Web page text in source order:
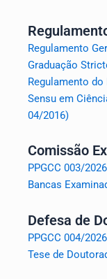
Regulamento
Graduação
Regulamento
Sensu em
04/2016)
Comissão
PPGCC 003/
Bancas
Defesa de
PPGCC 004/
Tese de